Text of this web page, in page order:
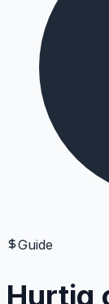
Guide
Hurtig